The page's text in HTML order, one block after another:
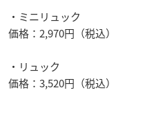
・ミニリュック
価格：2,970円（税込）
・リュック
価格：3,520円（税込）